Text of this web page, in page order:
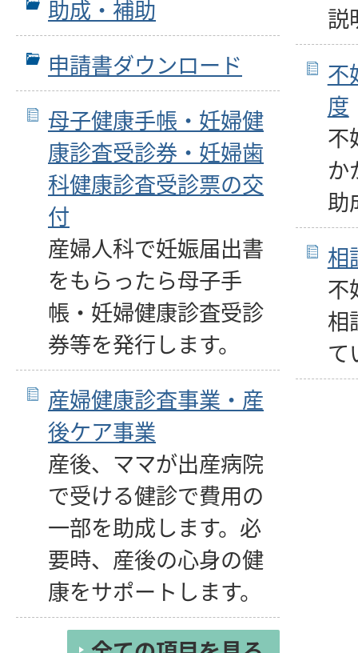
助成・補助
申請書ダウンロード
母子健康手帳・妊婦健
康診査受診券・妊婦歯
科健康診査受診票の交
付
産婦人科で妊娠届出書
をもらったら母子手
帳・妊婦健康診査受診
券等を発行します。
産婦健康診査事業・産
後ケア事業
産後、ママが出産病院
で受ける健診で費用の
一部を助成します。必
要時、産後の心身の健
康をサポートします。
説
不
度
不
か
助
相
不
相
て